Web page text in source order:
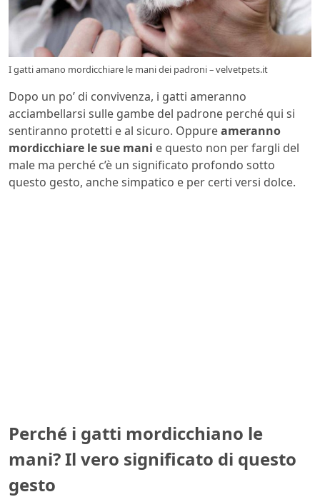
I gatti amano mordicchiare le mani dei padroni – velvetpets.it
Dopo un po’ di convivenza, i gatti ameranno
acciambellarsi sulle gambe del padrone perché qui si
sentiranno protetti e al sicuro. Oppureameranno
mordicchiare le sue mani e questo non per fargli del
male ma perché c’è un significato profondo sotto
questo gesto, anche simpatico e per certi versi dolce.
Perché i gatti mordicchiano le
mani? Il vero significato di questo
gesto